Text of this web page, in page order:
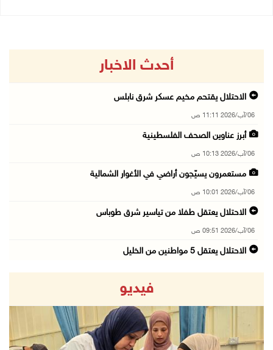
أحدث الاخبار
الاحتلال يقتحم مخيم عسكر شرق نابلس
06/آب/2026 11:11 ص
أبرز عناوين الصحف الفلسطينية
06/آب/2026 10:13 ص
مستعمرون يسيّجون أراضي في الأغوار الشمالية
06/آب/2026 10:01 ص
الاحتلال يعتقل طفلا من تياسير شرق طوباس
06/آب/2026 09:51 ص
الاحتلال يعتقل 5 مواطنين من الخليل
الذهب عند أعلى مستوى له في 7 أسابيع
06/آب/2026 09:41 ص
شؤون اللاجئين تدين عدوان الاحتلال على مخيم قل ...
06/آب/2026 09:36 ص
فيديو